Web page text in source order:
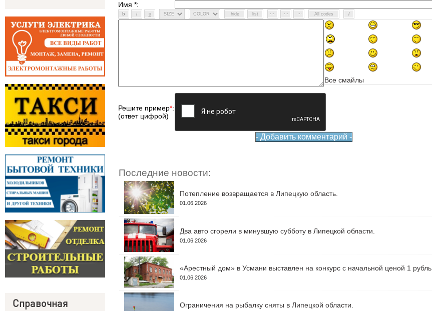
Справочная
Имя *:
Все смайлы
Решите пример*:
(ответ цифрой)
Последние новости:
Потепление возвращается в Липецкую область.
01.06.2026
Два авто сгорели в минувшую субботу в Липецкой области.
01.06.2026
«Арестный дом» в Усмани выставлен на конкурс с начальной ценой 1 рубль.
01.06.2026
Ограничения на рыбалку сняты в Липецкой области.